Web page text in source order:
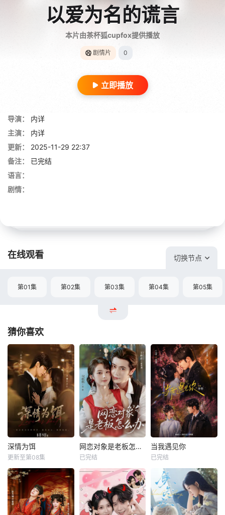
以爱为名的谎言
本片由茶杯狐cupfox提供播放
剧情片 0
立即播放
导演：
内详
主演：
内详
更新：
2025-11-29 22:37
备注：
已完结
语言：
剧情：
在线观看 切换节点
第01集 第02集 第03集 第04集 第05集
猜你喜欢
深情为饵
更新至第08集
网恋对象是老板怎么办
已完结
当我遇见你
已完结